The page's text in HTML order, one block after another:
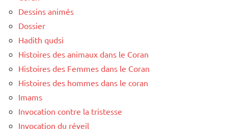
Dessins animés
Dossier
Hadith qudsi
Histoires des animaux dans le Coran
Histoires des Femmes dans le Coran
Histoires des hommes dans le coran
Imams
Invocation contre la tristesse
Invocation du réveil